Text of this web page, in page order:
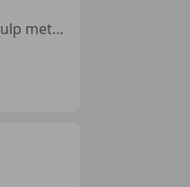
Open dak, Garantie, Apple CarPlay, Stoelverwarming, E10-geactiveerd, USB, Zomerbanden, Parkeerhulp met camera